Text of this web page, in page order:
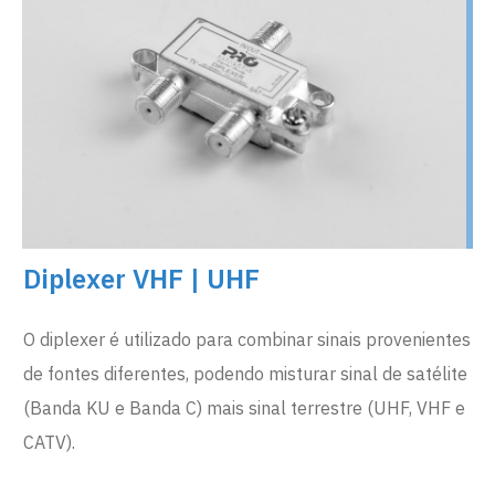
Diplexer VHF | UHF
O diplexer é utilizado para combinar sinais provenientes
de fontes diferentes, podendo misturar sinal de satélite
(Banda KU e Banda C) mais sinal terrestre (UHF, VHF e
CATV).